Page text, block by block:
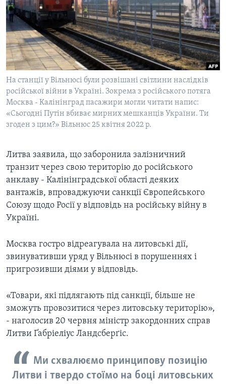
СУСПІЛЬСТВО
ЕКОНОМІКА
ІСТОРІЇ УСПІХУ УКРАЇНЦІВ
ТЕЛЕПРОГРАМИ
ЧАС-TIME
БРИФІНГ ГОЛОСУ АМЕРИКИ
СТУДІЯ ВАШИНГТОН
ВІКНО В АМЕРИКУ
ПРАЙМ-ТАЙМ
ПОГЛЯД З ВАШИНГТОНА
ENGLISH
Learning English
МИ В СОЦМЕРЕЖАХ
На станції у Вільнюсі були розвішані світлини наслідків
російської війни в Україні. Зокрема з російського потяга
Москва - Калінінград пасажири могли читати напис:
«Сьогодні Путін вбиває мирних мешканців України. Ти
згоден з цим?» Вільнюс 25 квітня 2022 р.
Литва заявила, що заборонила залізничний
транзит через свою територію до російського
анклаву - Калінінградської області деяких
вантажів, впроваджуючи санкції Європейського
Союзу щодо Росії у відповідь на російську війну в
Україні.
Москва гостро відреагувала на литовські дії,
звинувативши уряд у Вільнюсі в порушеннях і
пригрозивши діями у відповідь.
«Товари, які підлягають під санкції, більше не
зможуть провозитися через литовську територію»,
- наголосив 20 червня міністр закордонних справ
Литви Ґабріеліус Ландсберґіс.
Ми схвалюємо принципову позицію
Литви і твердо стоїмо на боці литовських